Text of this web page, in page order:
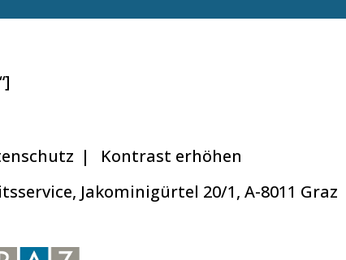
Kontrast erhöhen
Jakominigürtel 20/1, A-8011 Graz